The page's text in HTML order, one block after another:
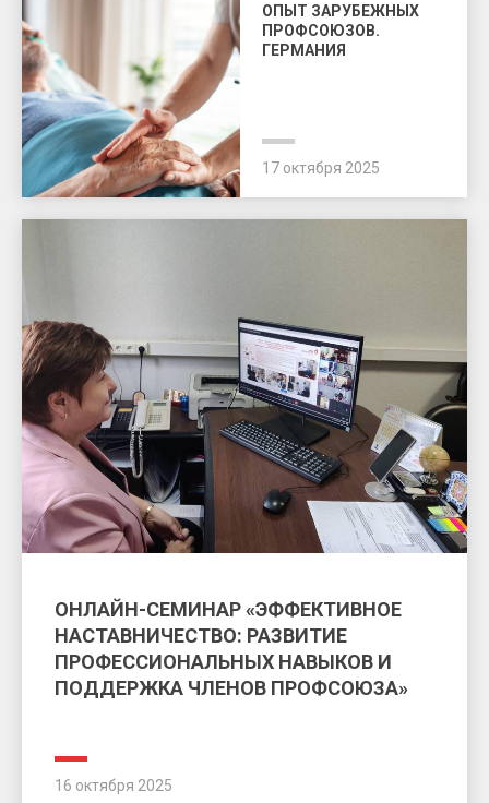
ОПЫТ ЗАРУБЕЖНЫХ
ПРОФСОЮЗОВ.
ГЕРМАНИЯ
17 октября 2025
ОНЛАЙН-СЕМИНАР «ЭФФЕКТИВНОЕ
НАСТАВНИЧЕСТВО: РАЗВИТИЕ
ПРОФЕССИОНАЛЬНЫХ НАВЫКОВ И
ПОДДЕРЖКА ЧЛЕНОВ ПРОФСОЮЗА»
16 октября 2025